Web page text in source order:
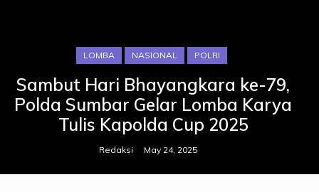
LOMBA NASIONAL POLRI
Sambut Hari Bhayangkara ke-79,
Polda Sumbar Gelar Lomba Karya
Tulis Kapolda Cup 2025
Redaksi May 24, 2025